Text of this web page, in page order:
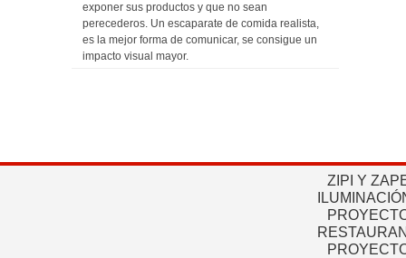
exponer sus productos y que no sean
perecederos. Un escaparate de comida realista,
es la mejor forma de comunicar, se consigue un
impacto visual mayor.
ZIPI Y